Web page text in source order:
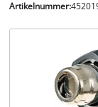
Nederlands
Nederlands
Artikelnummer: